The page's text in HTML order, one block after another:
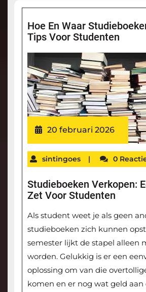
Hoe En Waar
Tips Voor Studenten
20 februari 2026
sintingoes | 0
Studieboeken Verkopen:
Zet Voor Studenten
Als student weet je als geen
studieboeken zich kunnen
semester lijkt de stapel alleen
worden. Gelukkig is er een
oplossing om van die
komen en er nog wat geld aan